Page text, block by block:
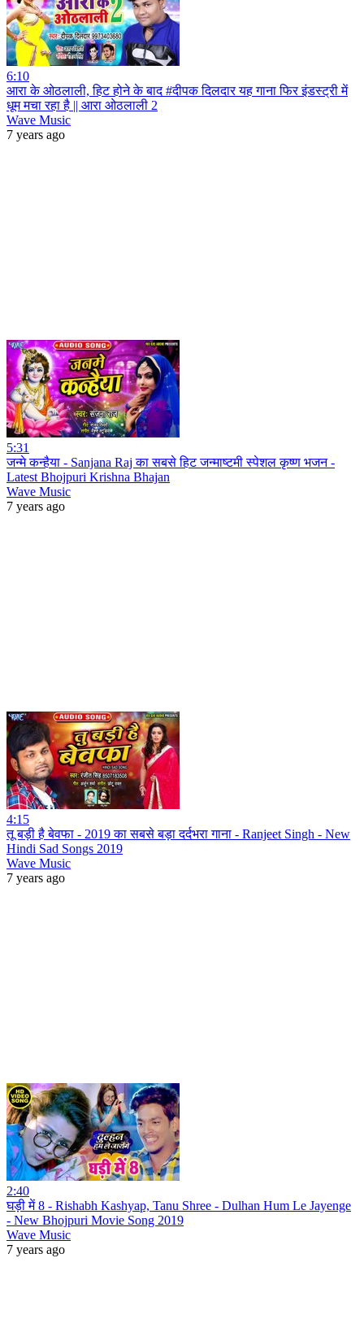
6:10
आरा के ओठलाली, हिट होने के बाद #दीपक दिलदार यह गाना फिर इंडस्ट्री में
धूम मचा रहा है || आरा ओठलाली 2
Wave Music
7 years ago
5:31
जन्मे कन्हैया - Sanjana Raj का सबसे हिट जन्माष्टमी स्पेशल कृष्ण भजन -
Latest Bhojpuri Krishna Bhajan
Wave Music
7 years ago
4:15
तू बड़ी है बेवफा - 2019 का सबसे बड़ा दर्दभरा गाना - Ranjeet Singh - New
Hindi Sad Songs 2019
Wave Music
7 years ago
2:40
घड़ी में 8 - Rishabh Kashyap, Tanu Shree - Dulhan Hum Le Jayenge
- New Bhojpuri Movie Song 2019
Wave Music
7 years ago